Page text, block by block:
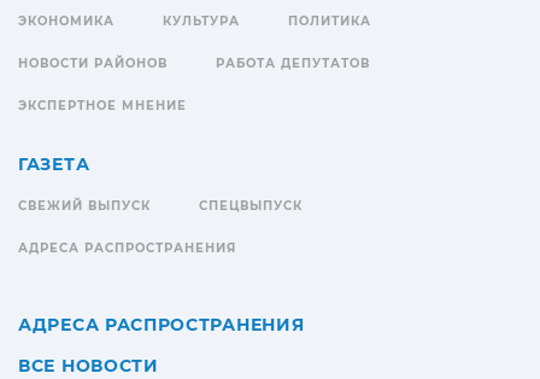
ЭКОНОМИКА КУЛЬТУРА ПОЛИТИКА
НОВОСТИ РАЙОНОВ РАБОТА ДЕПУТАТОВ
ЭКСПЕРТНОЕ МНЕНИЕ
ГАЗЕТА
СВЕЖИЙ ВЫПУСК СПЕЦВЫПУСК
АДРЕСА РАСПРОСТРАНЕНИЯ
АДРЕСА РАСПРОСТРАНЕНИЯ
ВСЕ НОВОСТИ